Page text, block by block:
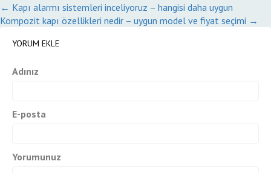
← Kapı alarmı sistemleri inceliyoruz – hangisi daha uygun
Kompozit kapı özellikleri nedir – uygun model ve fiyat seçimi →
YORUM EKLE
Adınız
E-posta
Yorumunuz